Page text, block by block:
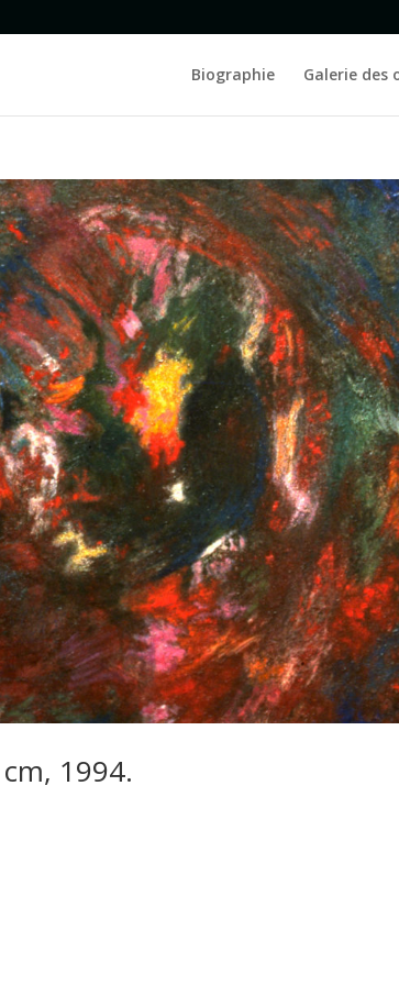
Biographie Galerie des
1994.